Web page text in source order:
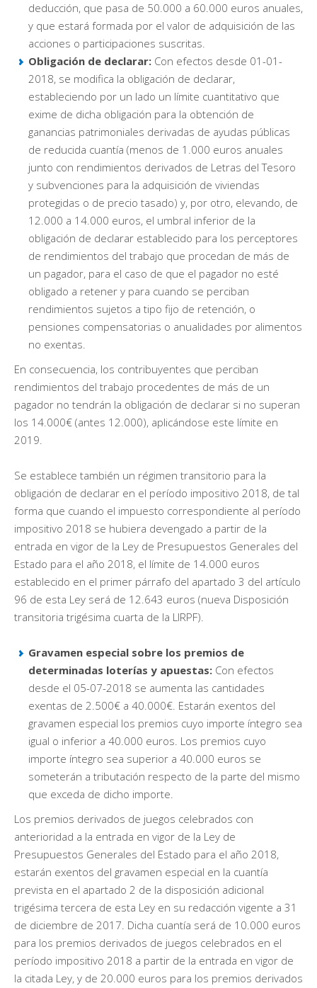
deducción, que pasa de 50.000 a 60.000 euros anuales,
y que estará formada por el valor de adquisición de las
acciones o participaciones suscritas.
Obligación de declarar: Con efectos desde 01-01-
2018, se modifica la obligación de declarar,
estableciendo por un lado un límite cuantitativo que
exime de dicha obligación para la obtención de
ganancias patrimoniales derivadas de ayudas públicas
de reducida cuantía (menos de 1.000 euros anuales
junto con rendimientos derivados de Letras del Tesoro
y subvenciones para la adquisición de viviendas
protegidas o de precio tasado) y, por otro, elevando, de
12.000 a 14.000 euros, el umbral inferior de la
obligación de declarar establecido para los perceptores
de rendimientos del trabajo que procedan de más de
un pagador, para el caso de que el pagador no esté
obligado a retener y para cuando se perciban
rendimientos sujetos a tipo fijo de retención, o
pensiones compensatorias o anualidades por alimentos
no exentas.
En consecuencia, los contribuyentes que perciban
rendimientos del trabajo procedentes de más de un
pagador no tendrán la obligación de declarar si no superan
los 14.000€ (antes 12.000), aplicándose este límite en
2019.
Se establece también un régimen transitorio para la
obligación de declarar en el período impositivo 2018, de tal
forma que cuando el impuesto correspondiente al período
impositivo 2018 se hubiera devengado a partir de la
entrada en vigor de la Ley de Presupuestos Generales del
Estado para el año 2018, el límite de 14.000 euros
establecido en el primer párrafo del apartado 3 del artículo
96 de esta Ley será de 12.643 euros (nueva Disposición
transitoria trigésima cuarta de la LIRPF).
Gravamen especial sobre los premios de
determinadas loterías y apuestas: Con efectos
desde el 05-07-2018 se aumenta las cantidades
exentas de 2.500€ a 40.000€. Estarán exentos del
gravamen especial los premios cuyo importe íntegro sea
igual o inferior a 40.000 euros. Los premios cuyo
importe íntegro sea superior a 40.000 euros se
someterán a tributación respecto de la parte del mismo
que exceda de dicho importe.
Los premios derivados de juegos celebrados con
anterioridad a la entrada en vigor de la Ley de
Presupuestos Generales del Estado para el año 2018,
estarán exentos del gravamen especial en la cuantía
prevista en el apartado 2 de la disposición adicional
trigésima tercera de esta Ley en su redacción vigente a 31
de diciembre de 2017. Dicha cuantía será de 10.000 euros
para los premios derivados de juegos celebrados en el
período impositivo 2018 a partir de la entrada en vigor de
la citada Ley, y de 20.000 euros para los premios derivados